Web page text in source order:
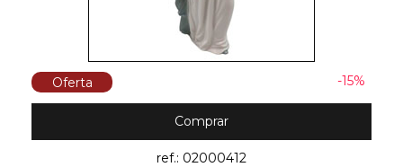
Oferta -15%
Comprar
ref.: 02000412